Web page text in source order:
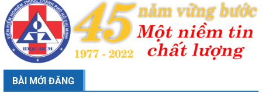
BÀI MỚI ĐĂNG